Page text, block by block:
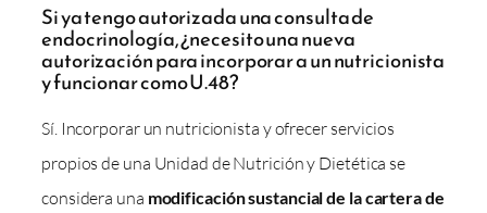
Si ya tengo autorizada una consulta de
endocrinología, ¿necesito una nueva
autorización para incorporar a un nutricionista
y funcionar como U.48?
Sí. Incorporar un nutricionista y ofrecer servicios
propios de una Unidad de Nutrición y Dietética se
considera una modificación sustancial de la cartera de